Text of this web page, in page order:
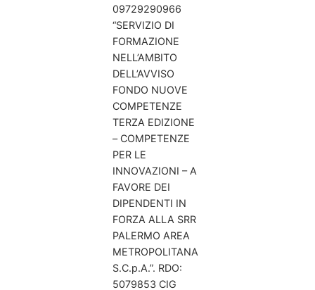
09729290966
“SERVIZIO DI
FORMAZIONE
NELL’AMBITO
DELL’AVVISO
FONDO NUOVE
COMPETENZE
TERZA EDIZIONE
– COMPETENZE
PER LE
INNOVAZIONI – A
FAVORE DEI
DIPENDENTI IN
FORZA ALLA SRR
PALERMO AREA
METROPOLITANA
S.C.p.A.”. RDO:
5079853 CIG